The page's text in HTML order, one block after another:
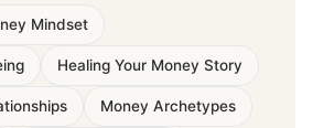
Mindset
Healing Your Money Story
Money Archetypes